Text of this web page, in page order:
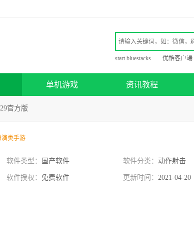
start bluestacks 优酷客户端
单机游戏 资讯教程
官方版
演类手游
软件类型： 国产软件 软件分类： 动作射击
软件授权： 免费软件 更新时间： 2021-04-20